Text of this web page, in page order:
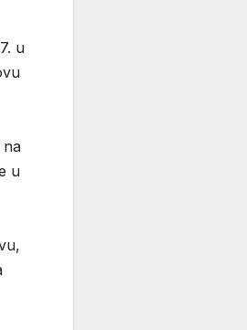
u
na
u